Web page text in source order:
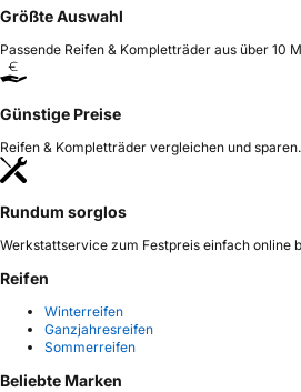
Größte Auswahl
Passende Reifen & Kompletträder aus über 10
Günstige Preise
Reifen & Kompletträder vergleichen und sparen.
Rundum sorglos
Werkstattservice zum Festpreis einfach online
Reifen
Winterreifen
Ganzjahresreifen
Sommerreifen
Beliebte Marken